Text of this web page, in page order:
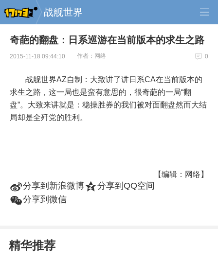
战舰世界
奇葩的翻盘：日系巡游在当前版本的求生之路
2015-11-18 09:44:10 作者：网络 0
战舰世界AZ自制：大致讲了讲日系CA在当前版本的
求生之路，这一局也是蛮有意思的，很奇葩的一局“翻
盘”。大致来讲就是：稳操胜券的我们被对面翻盘然而大结
局却是全歼党的胜利。
【编辑：网络】
t分享到新浪微博z分享到QQ空间
w分享到微信
精华推荐